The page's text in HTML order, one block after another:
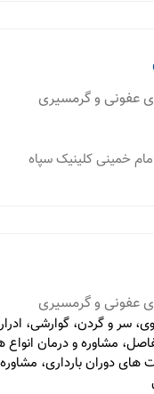
عفونی و گرمسیری
خمینی کلینیک سپاه
عفونی و گرمسیری
سر و گردن، گوارشی،
مشاوره و درمان انواع
های دوران بارداری،